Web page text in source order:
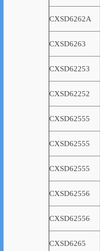
CXSD6262A
CXSD6263
CXSD62253
CXSD62252
CXSD62555
CXSD62555
CXSD62555
CXSD62556
CXSD62556
CXSD6265